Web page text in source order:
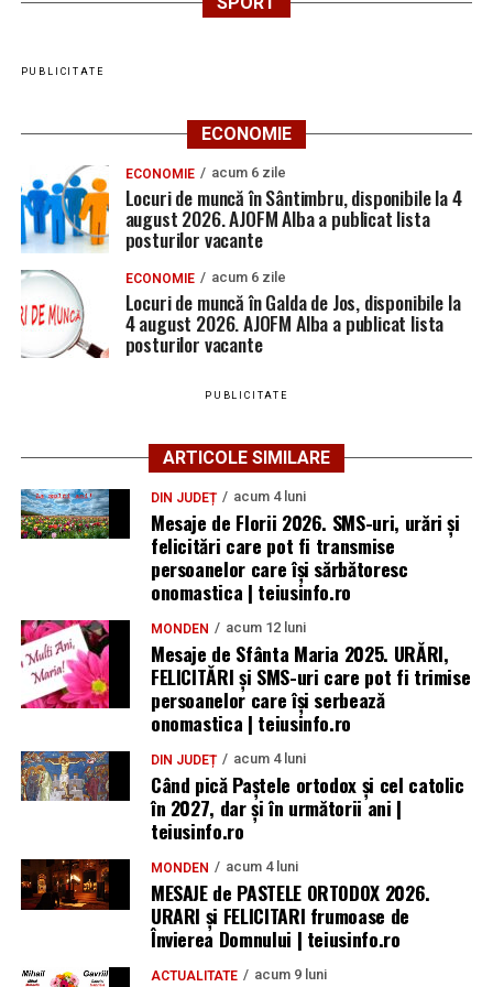
PUBLICITATE
ECONOMIE
ECONOMIE acum 6 zile
Locuri de muncă în Sântimbru, disponibile la 4
august 2026. AJOFM Alba a publicat lista
posturilor vacante
ECONOMIE acum 6 zile
Locuri de muncă în Galda de Jos, disponibile la
4 august 2026. AJOFM Alba a publicat lista
posturilor vacante
PUBLICITATE
ARTICOLE SIMILARE
DIN JUDEȚ acum 4 luni
Mesaje de Florii 2026. SMS-uri, urări și
felicitări care pot fi transmise
persoanelor care îşi sărbătoresc
onomastica | teiusinfo.ro
MONDEN acum 12 luni
Mesaje de Sfânta Maria 2025. URĂRI,
FELICITĂRI și SMS-uri care pot fi trimise
persoanelor care își serbează
onomastica | teiusinfo.ro
DIN JUDEȚ acum 4 luni
Când pică Paștele ortodox și cel catolic
în 2027, dar și în următorii ani |
teiusinfo.ro
MONDEN acum 4 luni
MESAJE de PASTELE ORTODOX 2026.
URARI și FELICITARI frumoase de
Învierea Domnului | teiusinfo.ro
ACTUALITATE acum 9 luni